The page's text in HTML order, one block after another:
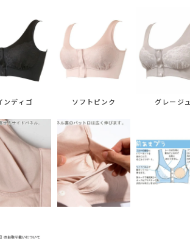
ンディゴ ソフトピンク グレージュ